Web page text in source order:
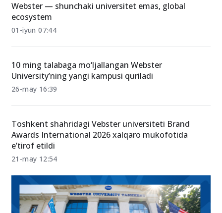
Webster — shunchaki universitet emas, global
ecosystem
01-iyun 07:44
10 ming talabaga mo‘ljallangan Webster
University’ning yangi kampusi quriladi
26-may 16:39
Toshkent shahridagi Vebster universiteti Brand
Awards International 2026 xalqaro mukofotida
e’tirof etildi
21-may 12:54